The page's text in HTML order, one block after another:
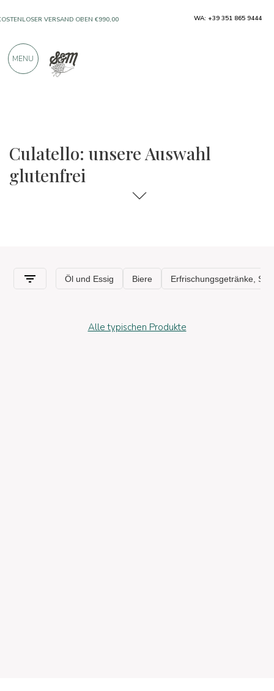
Culatello: unsere Auswahl
glutenfrei
Alle typischen Produkte
VERSAND OBEN €990,00
PRODUKTE VON AUSGEZEICHNETEN
WA: +39 351 865 9444
MENU